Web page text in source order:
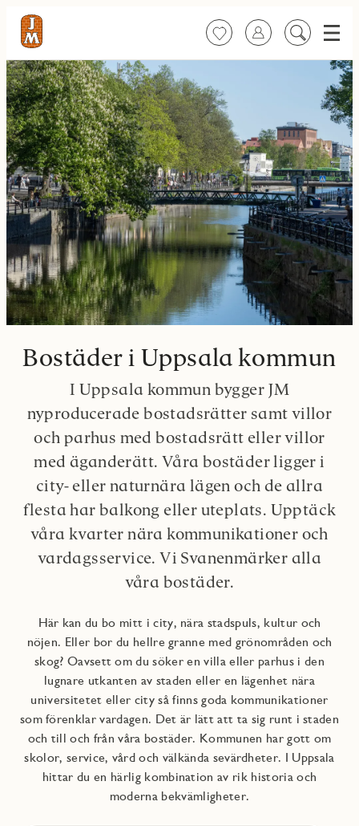
FavoriterLogga in
Sök
innehåll
Meny
Bostäder i Uppsala kommun
I Uppsala kommun bygger JM
nyproducerade bostadsrätter samt villor
och parhus med bostadsrätt eller villor
med äganderätt. Våra bostäder ligger i
city- eller naturnära lägen och de allra
flesta har balkong eller uteplats. Upptäck
våra kvarter nära kommunikationer och
vardagsservice. Vi Svanenmärker alla
våra bostäder.
Här kan du bo mitt i city, nära stadspuls, kultur och
nöjen. Eller bor du hellre granne med grönområden och
skog? Oavsett om du söker en villa eller parhus i den
lugnare utkanten av staden eller en lägenhet nära
universitetet eller city så finns goda kommunikationer
som förenklar vardagen. Det är lätt att ta sig runt i staden
och till och från våra bostäder. Kommunen har gott om
skolor, service, vård och välkända sevärdheter. I Uppsala
hittar du en härlig kombination av rik historia och
moderna bekvämligheter.